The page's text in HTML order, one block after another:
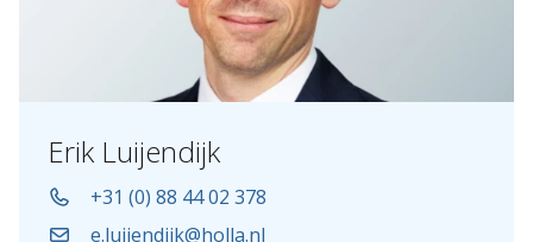
Erik Luijendijk
+31 (0) 88 44 02 378
e.luijendijk@holla.nl